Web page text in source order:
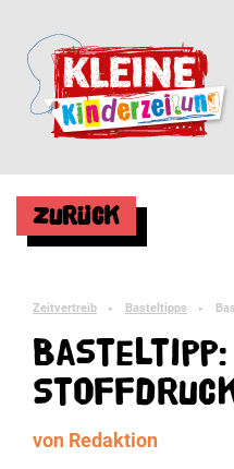
Zurück
Zeitvertreib ► Basteltipps ►
von Redaktion